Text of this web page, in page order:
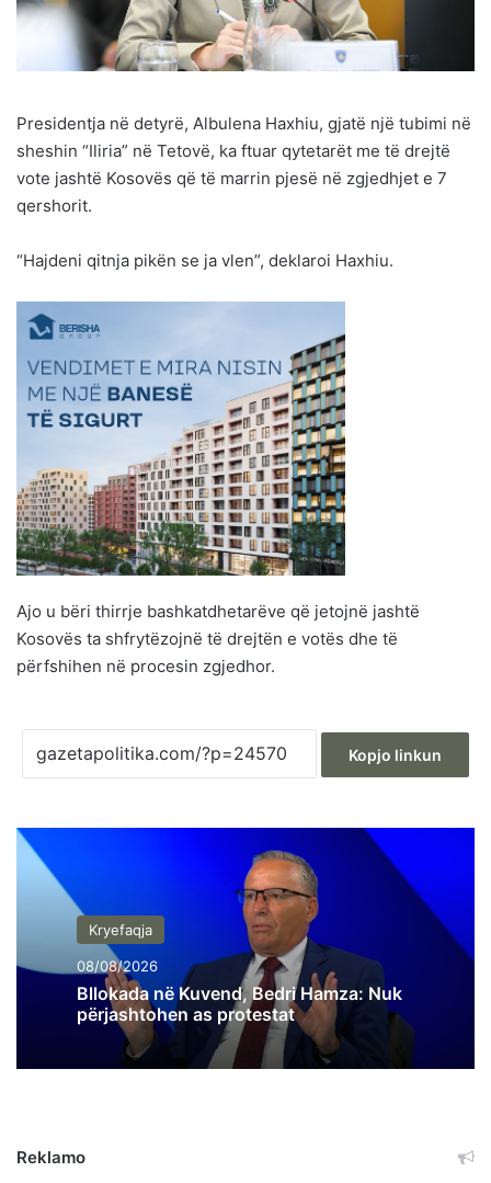
Presidentja në detyrë, Albulena Haxhiu, gjatë një tubimi në
sheshin “Iliria” në Tetovë, ka ftuar qytetarët me të drejtë
vote jashtë Kosovës që të marrin pjesë në zgjedhjet e 7
qershorit.
“Hajdeni qitnja pikën se ja vlen”, deklaroi Haxhiu.
Ajo u bëri thirrje bashkatdhetarëve që jetojnë jashtë
Kosovës ta shfrytëzojnë të drejtën e votës dhe të
përfshihen në procesin zgjedhor.
Kopjo linkun
Kryefaqja
08/08/2026
Bllokada në Kuvend, Bedri Hamza: Nuk
përjashtohen as protestat
Reklamo